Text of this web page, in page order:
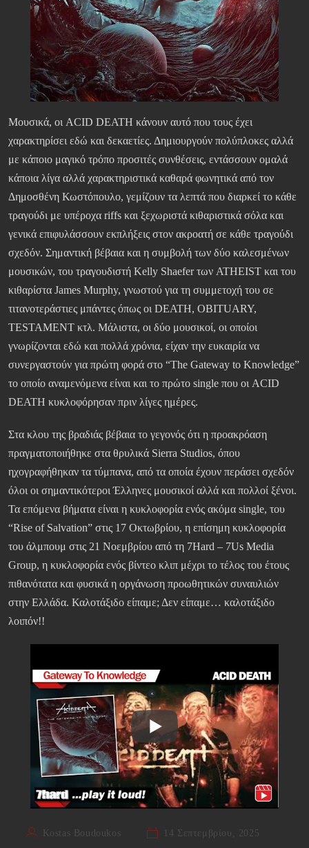
Μουσικά, οι ACID DEATH κάνουν αυτό που τους έχει
χαρακτηρίσει εδώ και δεκαετίες. Δημιουργούν πολύπλοκες αλλά
με κάποιο μαγικό τρόπο προσιτές συνθέσεις, εντάσσουν ομαλά
κάποια λίγα αλλά χαρακτηριστικά καθαρά φωνητικά από τον
Δημοσθένη Κωστόπουλο, γεμίζουν τα λεπτά που διαρκεί το κάθε
τραγούδι με υπέροχα riffs και ξεχωριστά κιθαριστικά σόλα και
γενικά επιφυλάσσουν εκπλήξεις στον ακροατή σε κάθε τραγούδι
σχεδόν. Σημαντική βέβαια και η συμβολή των δύο καλεσμένων
μουσικών, του τραγουδιστή Kelly Shaefer των ATHEIST και του
κιθαρίστα James Murphy, γνωστού για τη συμμετοχή του σε
τιτανοτεράστιες μπάντες όπως οι DEATH, OBITUARY,
TESTAMENT κτλ. Μάλιστα, οι δύο μουσικοί, οι οποίοι
γνωρίζονται εδώ και πολλά χρόνια, είχαν την ευκαιρία να
συνεργαστούν για πρώτη φορά στο “The Gateway to Knowledge”
το οποίο αναμενόμενα είναι και το πρώτο single που οι ACID
DEATH κυκλοφόρησαν πριν λίγες ημέρες.
Στα κλου της βραδιάς βέβαια το γεγονός ότι η προακρόαση
πραγματοποιήθηκε στα θρυλικά Sierra Studios, όπου
ηχογραφήθηκαν τα τύμπανα, από τα οποία έχουν περάσει σχεδόν
όλοι οι σημαντικότεροι Έλληνες μουσικοί αλλά και πολλοί ξένοι.
Τα επόμενα βήματα είναι η κυκλοφορία ενός ακόμα single, του
“Rise of Salvation” στις 17 Οκτωβρίου, η επίσημη κυκλοφορία
του άλμπουμ στις 21 Νοεμβρίου από τη 7Hard – 7Us Media
Group, η κυκλοφορία ενός βίντεο κλιπ μέχρι το τέλος του έτους
πιθανότατα και φυσικά η οργάνωση προωθητικών συναυλιών
στην Ελλάδα. Καλοτάξιδο είπαμε; Δεν είπαμε… καλοτάξιδο
λοιπόν!!
Kostas Boudoukos 14 Σεπτεμβρίου, 2025